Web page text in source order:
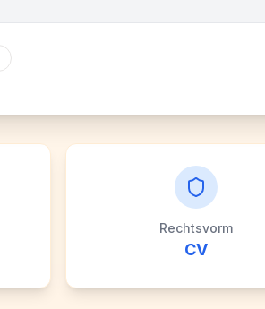
Rechtsvorm
CV